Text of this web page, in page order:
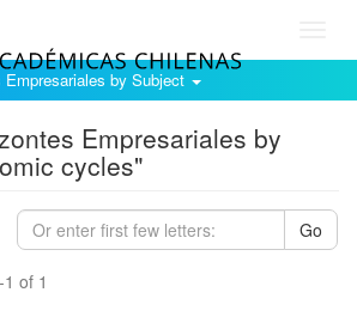
by Subject
Empresariales by
cycles"
Go
of 1